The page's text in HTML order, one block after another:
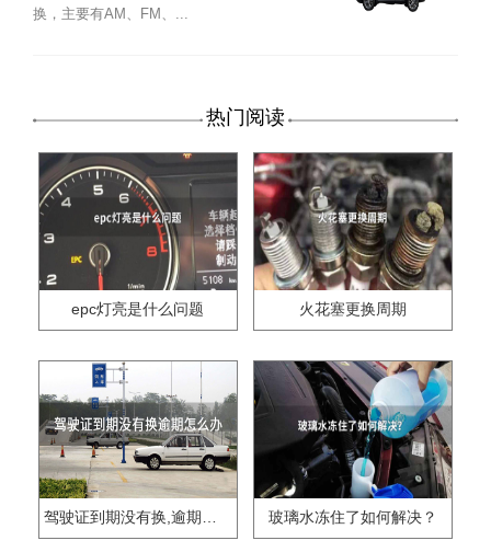
换，主要有AM、FM、...
热门阅读
epc灯亮是什么问题 火花塞更换周期
驾驶证到期没有换,逾期怎么办?? 玻璃水冻住了如何解决？